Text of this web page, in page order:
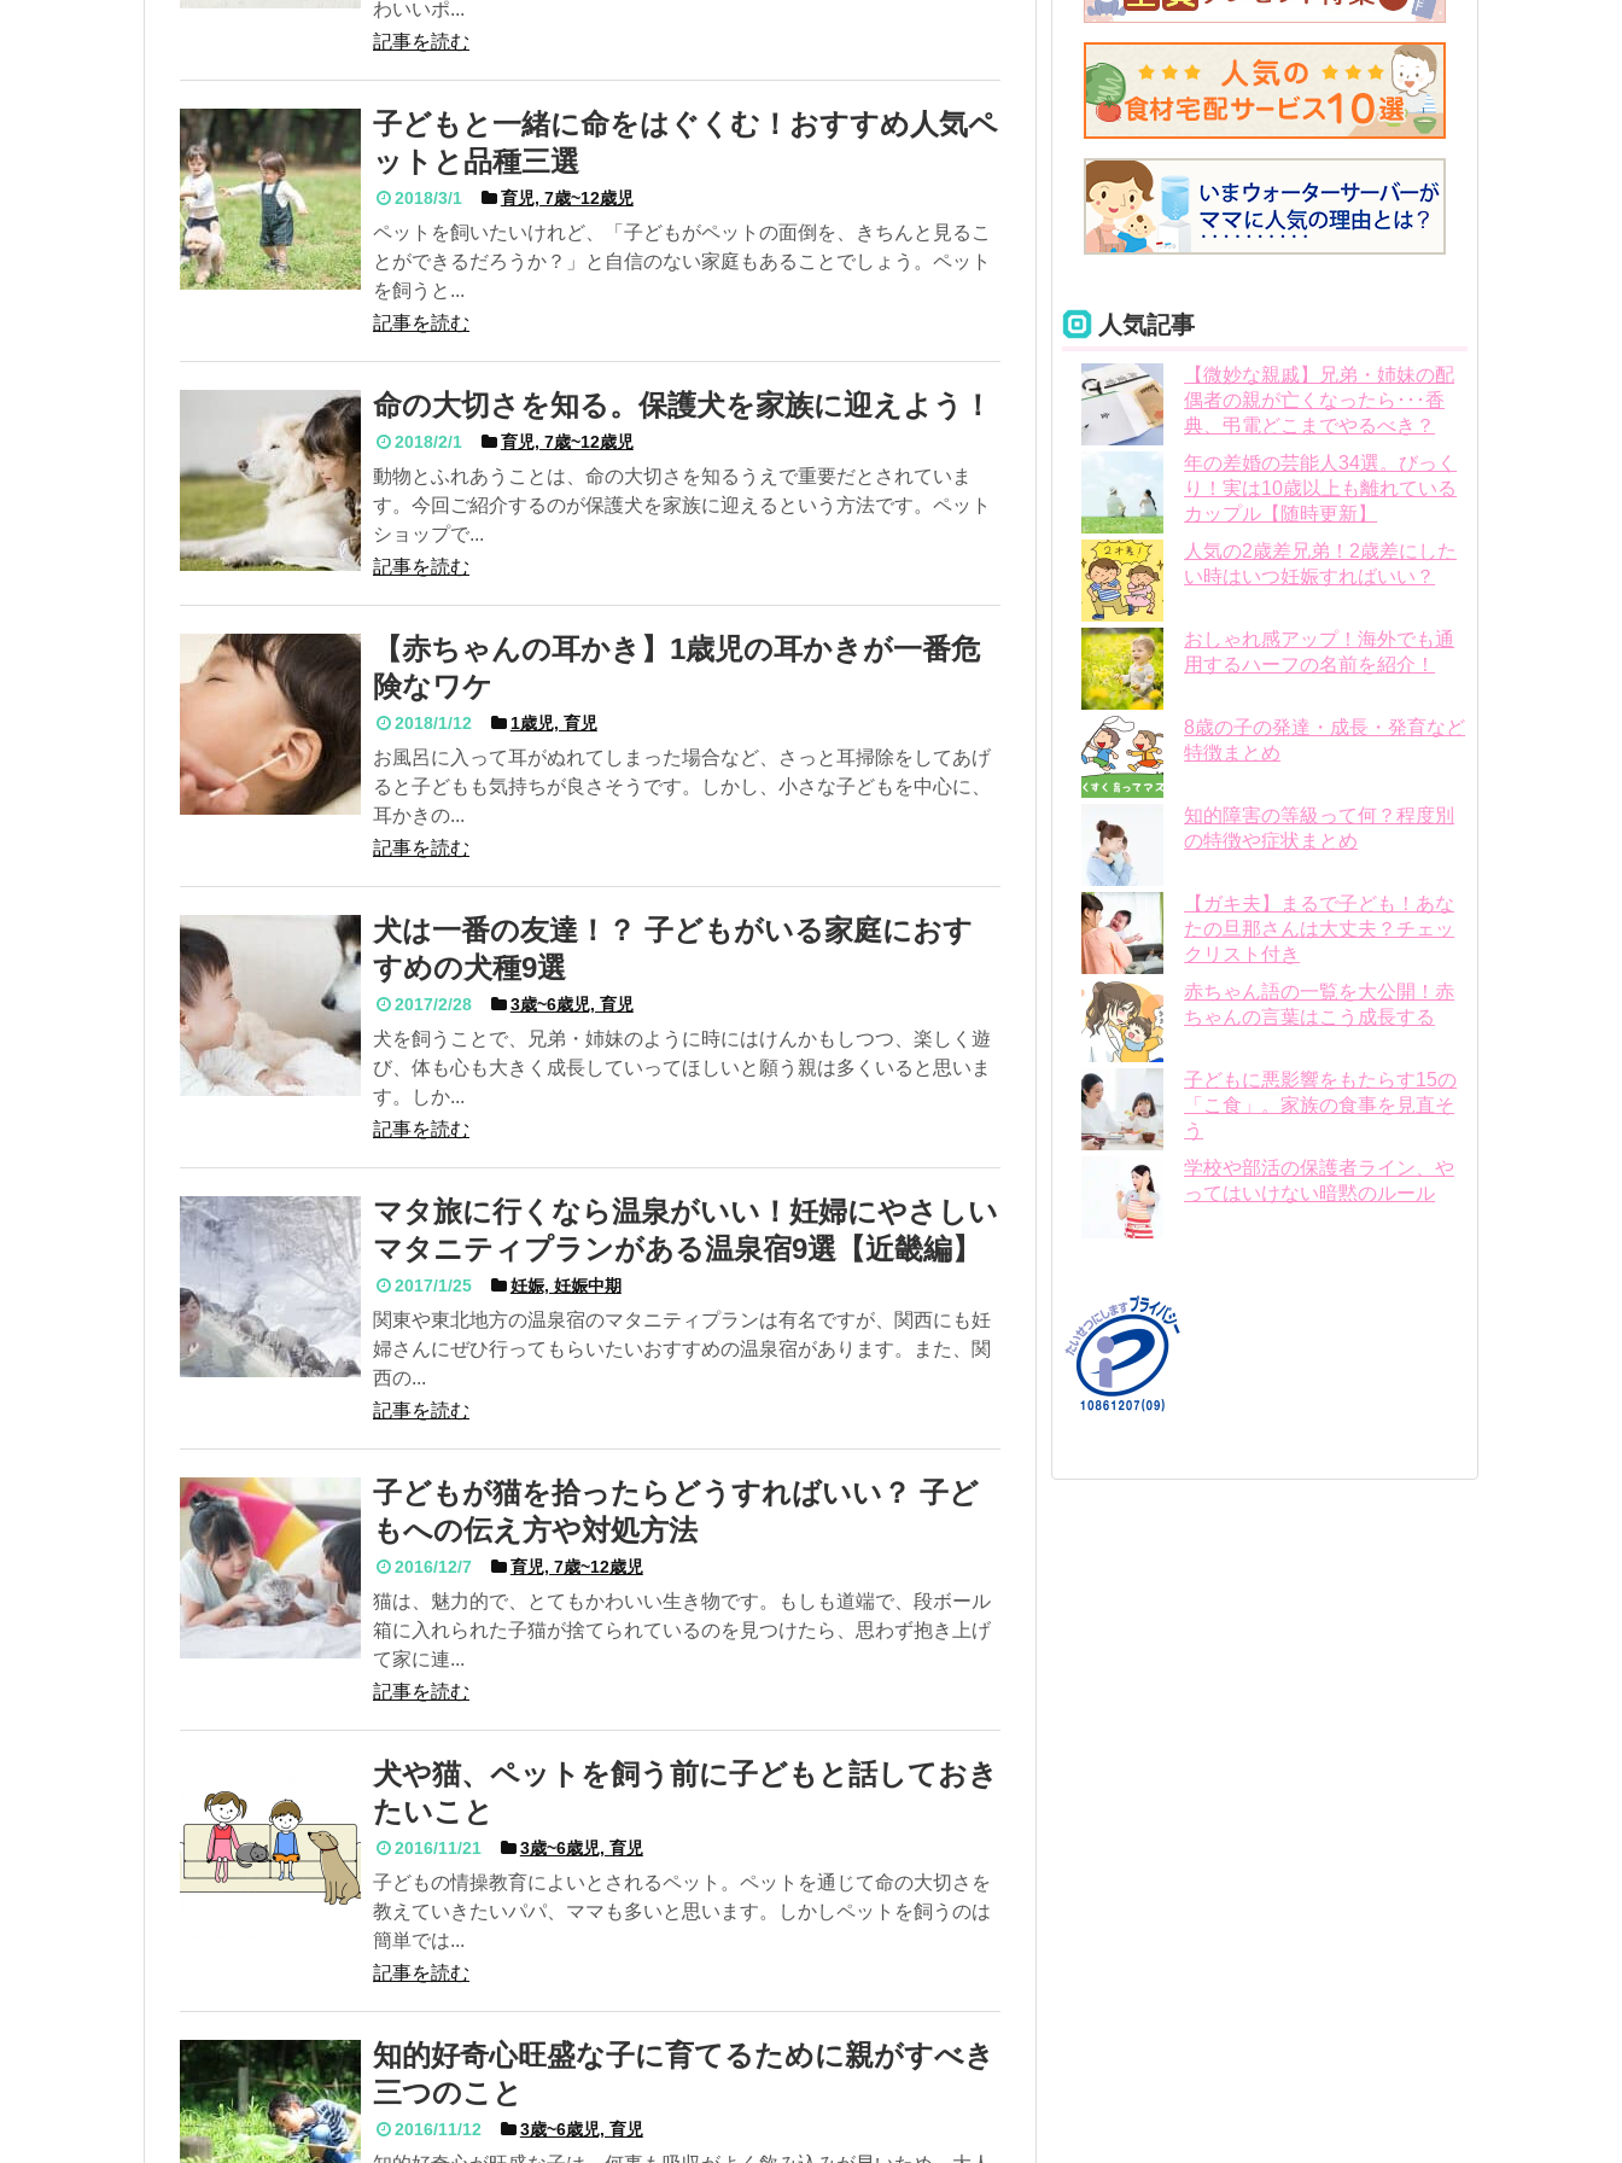
わいいポ...
記事を読む
子どもと一緒に命をはぐくむ！おすすめ人気ペ
ットと品種三選
2018/3/1 育児, 7歳~12歳児
ペットを飼いたいけれど、「子どもがペットの面倒を、きちんと見るこ
とができるだろうか？」と自信のない家庭もあることでしょう。ペット
を飼うと...
記事を読む
命の大切さを知る。保護犬を家族に迎えよう！
2018/2/1 育児, 7歳~12歳児
動物とふれあうことは、命の大切さを知るうえで重要だとされていま
す。今回ご紹介するのが保護犬を家族に迎えるという方法です。ペット
ショップで...
記事を読む
【赤ちゃんの耳かき】1歳児の耳かきが一番危
険なワケ
2018/1/12 1歳児, 育児
お風呂に入って耳がぬれてしまった場合など、さっと耳掃除をしてあげ
ると子どもも気持ちが良さそうです。しかし、小さな子どもを中心に、
耳かきの...
記事を読む
犬は一番の友達！？ 子どもがいる家庭におす
すめの犬種9選
2017/2/28 3歳~6歳児, 育児
犬を飼うことで、兄弟・姉妹のように時にはけんかもしつつ、楽しく遊
び、体も心も大きく成長していってほしいと願う親は多くいると思いま
す。しか...
記事を読む
マタ旅に行くなら温泉がいい！妊婦にやさしい
マタニティプランがある温泉宿9選【近畿編】
2017/1/25 妊娠, 妊娠中期
関東や東北地方の温泉宿のマタニティプランは有名ですが、関西にも妊
婦さんにぜひ行ってもらいたいおすすめの温泉宿があります。また、関
西の...
記事を読む
子どもが猫を拾ったらどうすればいい？ 子ど
もへの伝え方や対処方法
2016/12/7 育児, 7歳~12歳児
猫は、魅力的で、とてもかわいい生き物です。もしも道端で、段ボール
箱に入れられた子猫が捨てられているのを見つけたら、思わず抱き上げ
て家に連...
記事を読む
犬や猫、ペットを飼う前に子どもと話しておき
たいこと
2016/11/21 3歳~6歳児, 育児
子どもの情操教育によいとされるペット。ペットを通じて命の大切さを
教えていきたいパパ、ママも多いと思います。しかしペットを飼うのは
簡単では...
記事を読む
知的好奇心旺盛な子に育てるために親がすべき
三つのこと
2016/11/12 3歳~6歳児, 育児
人気記事
【微妙な親戚】兄弟・姉妹の配
偶者の親が亡くなったら･･･香
典、弔電どこまでやるべき？
年の差婚の芸能人34選。びっく
り！実は10歳以上も離れている
カップル【随時更新】
人気の2歳差兄弟！2歳差にした
い時はいつ妊娠すればいい？
おしゃれ感アップ！海外でも通
用するハーフの名前を紹介！
8歳の子の発達・成長・発育など
特徴まとめ
知的障害の等級って何？程度別
の特徴や症状まとめ
【ガキ夫】まるで子ども！あな
たの旦那さんは大丈夫？チェッ
クリスト付き
赤ちゃん語の一覧を大公開！赤
ちゃんの言葉はこう成長する
子どもに悪影響をもたらす15の
「こ食」。家族の食事を見直そ
う
学校や部活の保護者ライン、や
ってはいけない暗黙のルール